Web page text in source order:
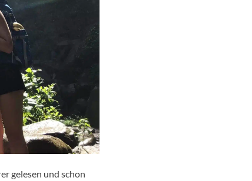
gelesen und schon